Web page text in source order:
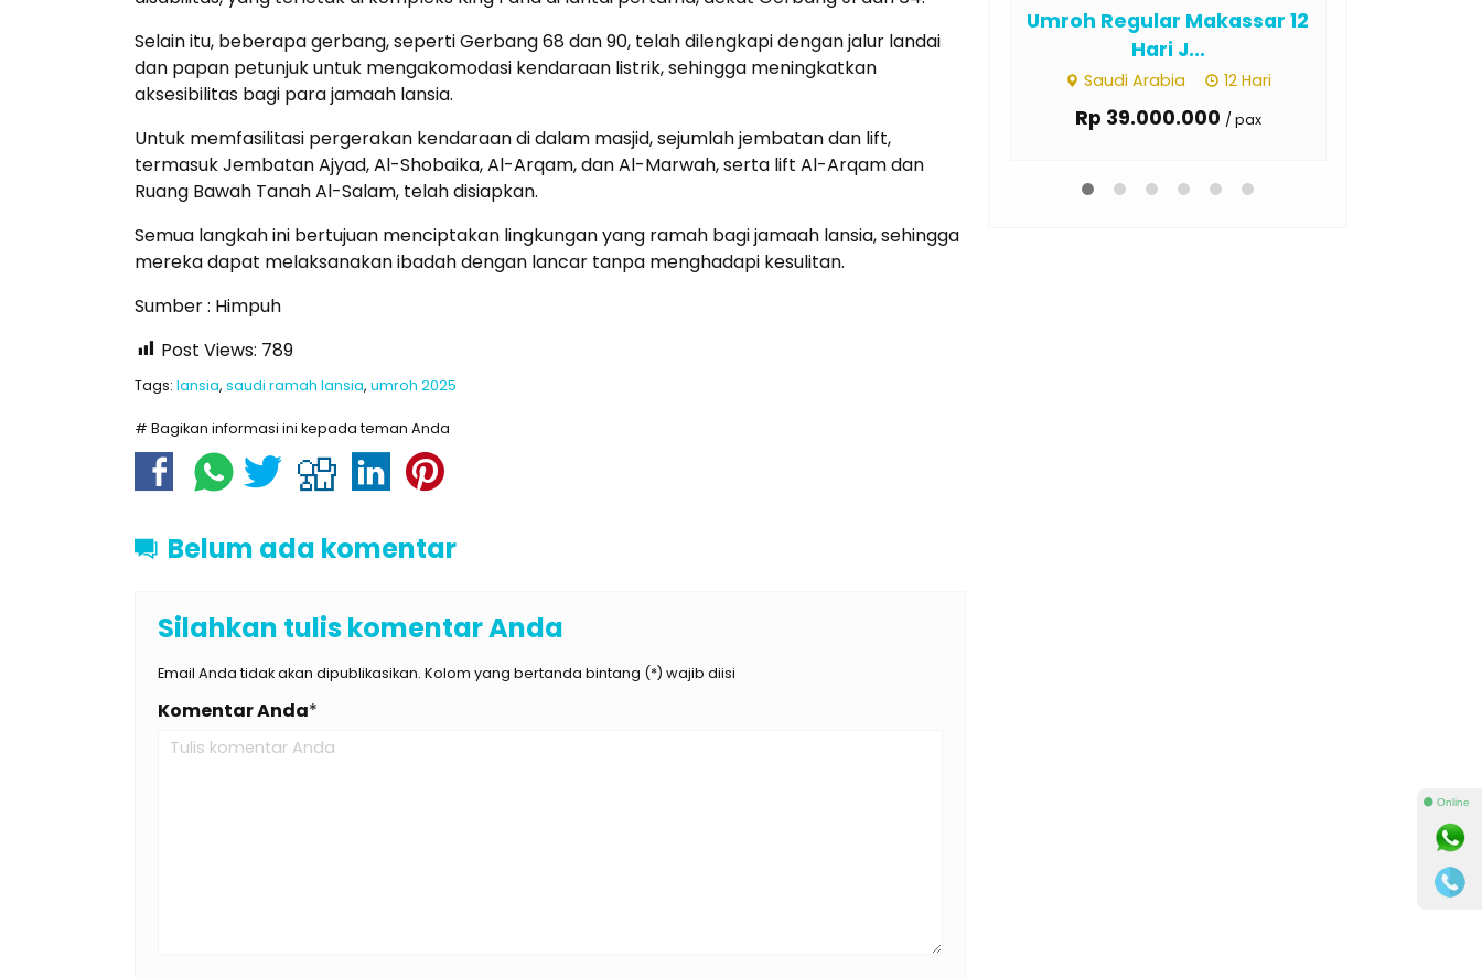
Selain itu, beberapa gerbang, seperti Gerbang 68 dan 90, telah dilengkapi dengan jalur landai
dan papan petunjuk untuk mengakomodasi kendaraan listrik, sehingga meningkatkan
aksesibilitas bagi para jamaah lansia.
Untuk memfasilitasi pergerakan kendaraan di dalam masjid, sejumlah jembatan dan lift,
termasuk Jembatan Ajyad, Al-Shobaika, Al-Arqam, dan Al-Marwah, serta lift Al-Arqam dan
Ruang Bawah Tanah Al-Salam, telah disiapkan.
Semua langkah ini bertujuan menciptakan lingkungan yang ramah bagi jamaah lansia, sehingga
mereka dapat melaksanakan ibadah dengan lancar tanpa menghadapi kesulitan.
Sumber : Himpuh
Post Views: 789
Tags: lansia, saudi ramah lansia, umroh 2025
# Bagikan informasi ini kepada teman Anda
Belum ada komentar
Silahkan tulis komentar Anda
Email Anda tidak akan dipublikasikan. Kolom yang bertanda bintang (*) wajib diisi
Komentar Anda*
Hari J...
Saudi Arabia
Umroh Regular 12 Hari
Surabaya J...
Saudi Arabia 12 Hari
Rp 38.000.000 / pax
⚫ Online